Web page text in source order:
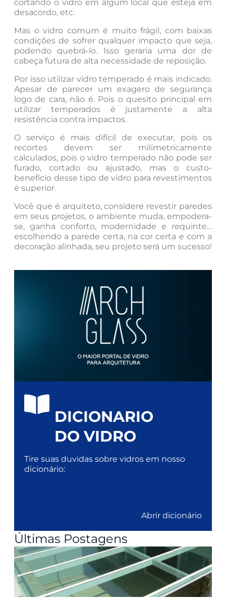
cortando o vidro em algum local que esteja em
desacordo, etc.
Mas o vidro comum é muito frágil, com baixas
condições de sofrer qualquer impacto que seja,
podendo quebrá-lo. Isso geraria uma dor de
cabeça futura de alta necessidade de reposição.
Por isso utilizar vidro temperado é mais indicado.
Apesar de parecer um exagero de segurança
logo de cara, não é. Pois o quesito principal em
utilizar temperados é justamente a alta
resistência contra impactos.
O serviço é mais difícil de executar, pois os
recortes devem ser milimetricamente
calculados, pois o vidro temperado não pode ser
furado, cortado ou ajustado, mas o custo-
benefício desse tipo de vidro para revestimentos
é superior.
Você que é arquiteto, considere revestir paredes
em seus projetos, o ambiente muda, empodera-
se, ganha conforto, modernidade e requinte…
escolhendo a parede certa, na cor certa e com a
decoração alinhada, seu projeto será um sucesso!
DICIONARIO
DO VIDRO
Tire suas duvidas sobre vidros em nosso
dicionário:
Abrir dicionário
Últimas Postagens